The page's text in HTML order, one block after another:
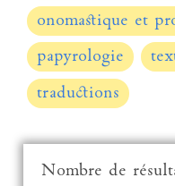
onomastique et
papyrologie
traductions
Nombre de